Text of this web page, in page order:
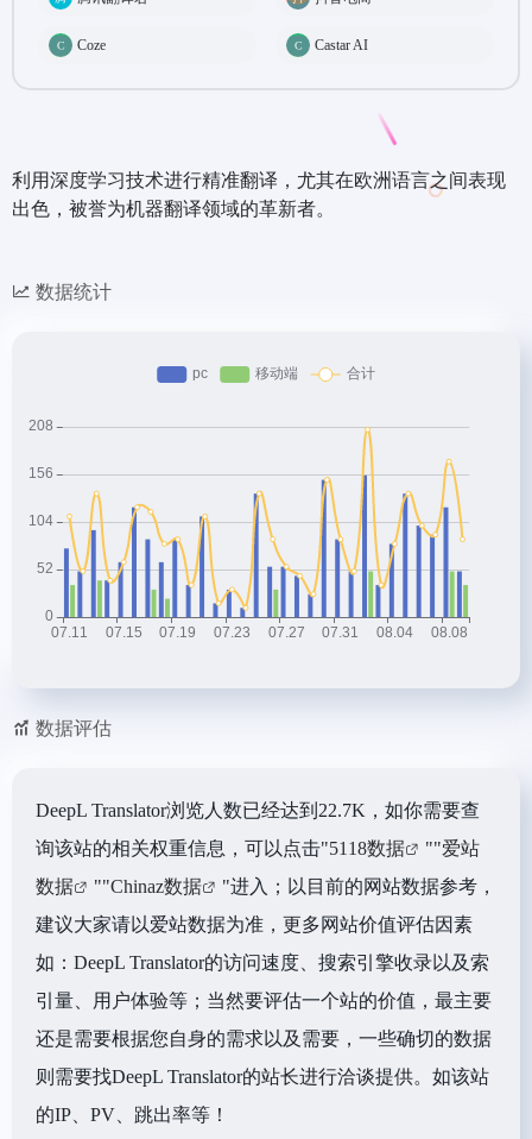
Coze Castar AI
利用深度学习技术进行精准翻译，尤其在欧洲语言之间表现
出色，被誉为机器翻译领域的革新者。
数据统计
数据评估
DeepL Translator浏览人数已经达到22.7K，如你需要查
询该站的相关权重信息，可以点击"5118数据 ""爱站
数据
""Chinaz数据
"进入；以目前的网站数据参考，
建议大家请以爱站数据为准，更多网站价值评估因素
如：DeepL Translator的访问速度、搜索引擎收录以及索
引量、用户体验等；当然要评估一个站的价值，最主要
还是需要根据您自身的需求以及需要，一些确切的数据
则需要找DeepL Translator的站长进行洽谈提供。如该站
的IP、PV、跳出率等！